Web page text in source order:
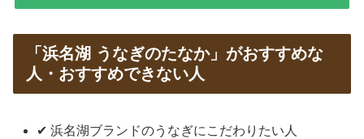
「浜名湖 うなぎのたなか」がおすすめな
人・おすすめできない人
✔ 浜名湖ブランドのうなぎにこだわりたい人